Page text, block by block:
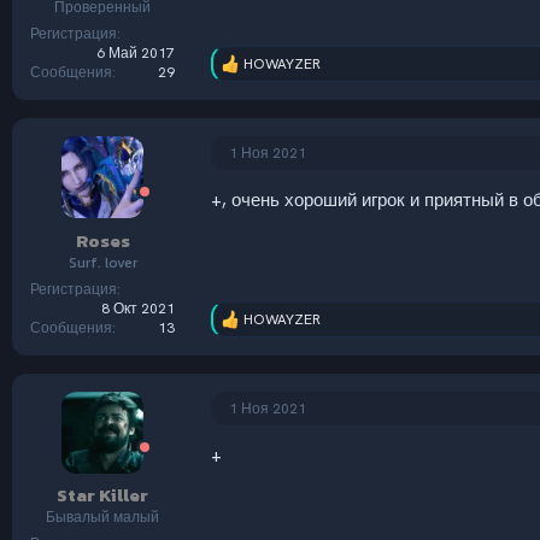
Проверенный
Регистрация
6 Май 2017
Сообщения
29
Р
:
HOWAYZER
Roses
Surf. lover
Регистрация
8 Окт 2021
Сообщения
13
1 Ноя 2021
+, очень хороший игрок и приятный в
Р
:
HOWAYZER
Star Killer
Бывалый малый
1 Ноя 2021
+